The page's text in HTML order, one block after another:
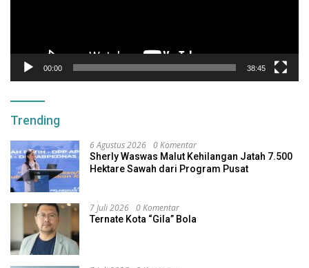
00:00 38:45
Trending
6 Agustus 2026 0 Komentar
Sherly Waswas Malut Kehilangan Jatah 7.500
Hektare Sawah dari Program Pusat
7 Juli 2026 0 Komentar
Ternate Kota “Gila” Bola